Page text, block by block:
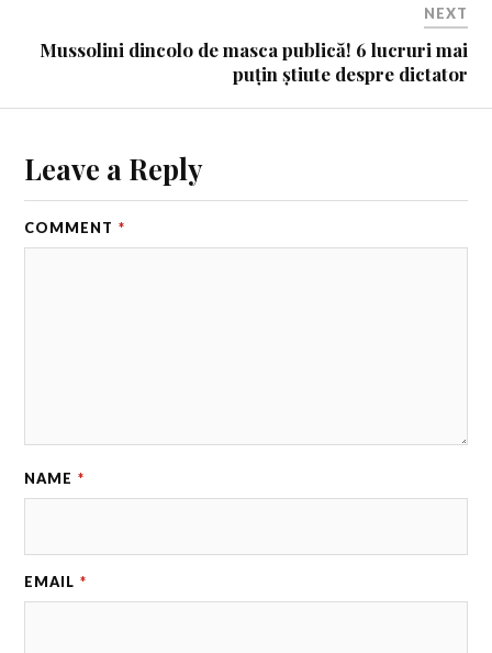
NEXT
Mussolini dincolo de masca publică! 6 lucruri mai
puțin știute despre dictator
Leave a Reply
COMMENT *
NAME *
EMAIL *